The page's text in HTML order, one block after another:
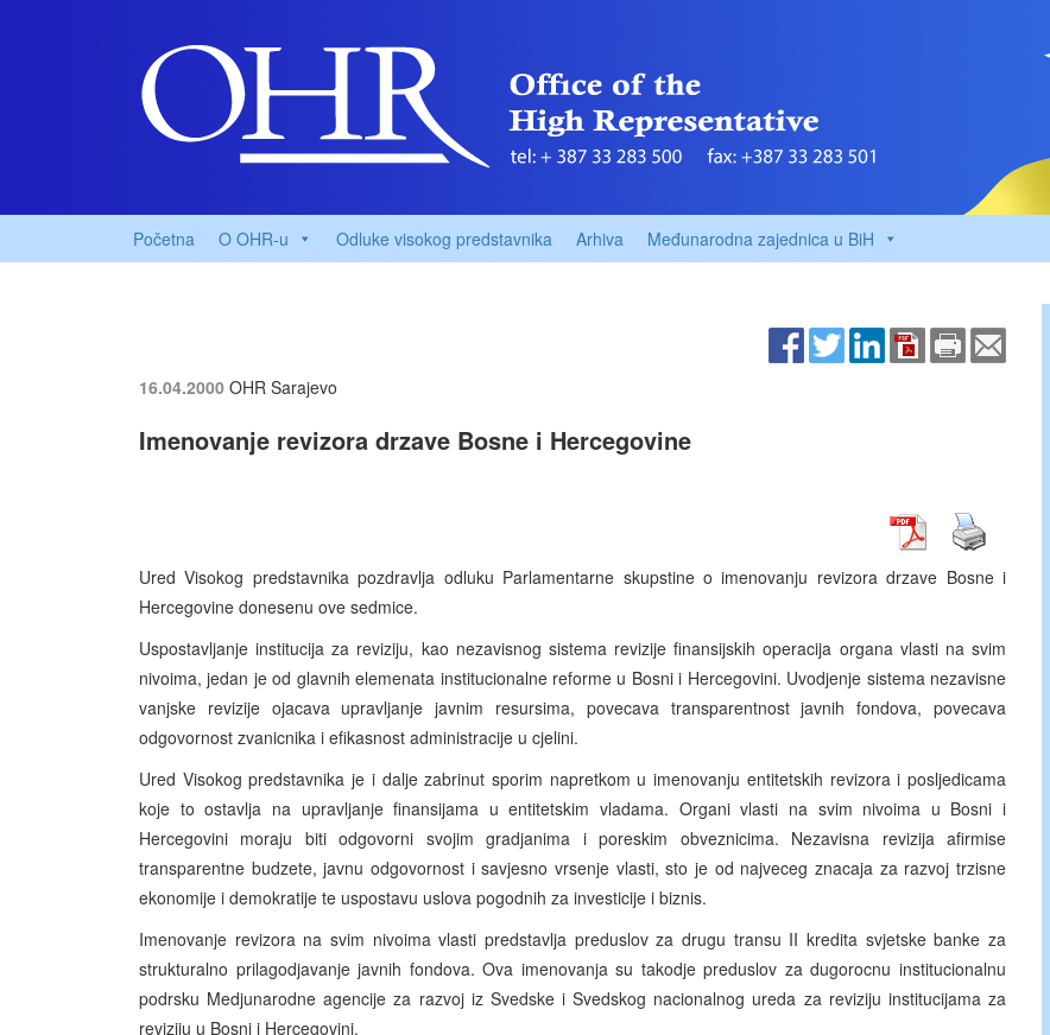
Početna O OHR-u Odluke visokog predstavnika Arhiva Međunarodna zajednica u BiH
16.04.2000 OHR Sarajevo
Imenovanje revizora drzave Bosne i Hercegovine
Ured Visokog predstavnika pozdravlja odluku Parlamentarne skupstine o imenovanju revizora drzave Bosne i
Hercegovine donesenu ove sedmice.
Uspostavljanje institucija za reviziju, kao nezavisnog sistema revizije finansijskih operacija organa vlasti na svim
nivoima, jedan je od glavnih elemenata institucionalne reforme u Bosni i Hercegovini. Uvodjenje sistema nezavisne
vanjske revizije ojacava upravljanje javnim resursima, povecava transparentnost javnih fondova, povecava
odgovornost zvanicnika i efikasnost administracije u cjelini.
Ured Visokog predstavnika je i dalje zabrinut sporim napretkom u imenovanju entitetskih revizora i posljedicama
koje to ostavlja na upravljanje finansijama u entitetskim vladama. Organi vlasti na svim nivoima u Bosni i
Hercegovini moraju biti odgovorni svojim gradjanima i poreskim obveznicima. Nezavisna revizija afirmise
transparentne budzete, javnu odgovornost i savjesno vrsenje vlasti, sto je od najveceg znacaja za razvoj trzisne
ekonomije i demokratije te uspostavu uslova pogodnih za investicije i biznis.
Imenovanje revizora na svim nivoima vlasti predstavlja preduslov za drugu transu II kredita svjetske banke za
strukturalno prilagodjavanje javnih fondova. Ova imenovanja su takodje preduslov za dugorocnu institucionalnu
podrsku Medjunarodne agencije za razvoj iz Svedske i Svedskog nacionalnog ureda za reviziju institucijama za
reviziju u Bosni i Hercegovini.